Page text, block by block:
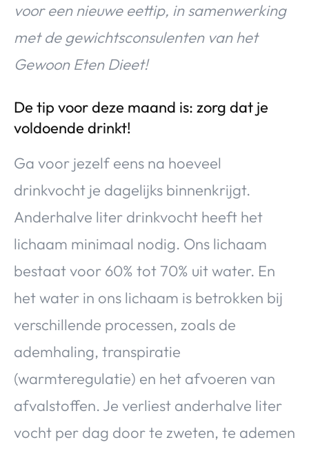
VALERIE'S CHOICE
Food & Drinks Health & Beauty
voor een nieuwe eettip, in samenwerking
met de gewichtsconsulenten van het
Gewoon Eten Dieet!
De tip voor deze maand is: zorg dat je
voldoende drinkt!
Ga voor jezelf eens na hoeveel
drinkvocht je dagelijks binnenkrijgt.
Anderhalve liter drinkvocht heeft het
lichaam minimaal nodig. Ons lichaam
bestaat voor 60% tot 70% uit water. En
het water in ons lichaam is betrokken bij
verschillende processen, zoals de
ademhaling, transpiratie
(warmteregulatie) en het afvoeren van
afvalstoffen. Je verliest anderhalve liter
vocht per dag door te zweten, te ademen